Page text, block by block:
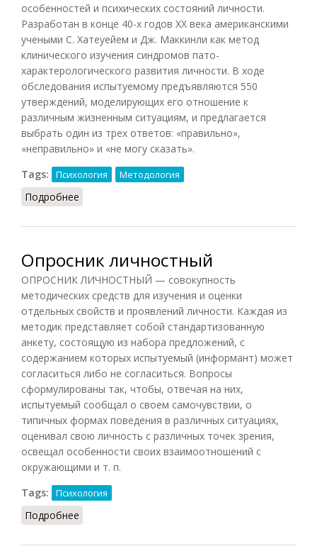
особенностей и психических состояний личности.
Разработан в конце 40-х годов XX века американскими
учеными С. Хатеуейем и Дж. Маккинли как метод
клинического изучения синдромов пато-
характерологического развития личности. В ходе
обследования испытуемому предъявляются 550
утверждений, моделирующих его отношение к
различным жизненным ситуациям, и предлагается
выбрать один из трех ответов: «правильно»,
«неправильно» и «не могу сказать».
Tags:
Психология Методология
Подробнее
Опросник личностный
ОПРОСНИК ЛИЧНОСТНЫЙ — совокупность
методических средств для изучения и оценки
отдельных свойств и проявлений личности. Каждая из
методик представляет собой стандартизованную
анкету, состоящую из набора предложений, с
содержанием которых испытуемый (информант) может
согласиться либо не согласиться. Вопросы
сформулированы так, чтобы, отвечая на них,
испытуемый сообщал о своем самочувствии, о
типичных формах поведения в различных ситуациях,
оценивал свою личность с различных точек зрения,
освещал особенности своих взаимоотношений с
окружающими и т. п.
Tags:
Психология
Подробнее